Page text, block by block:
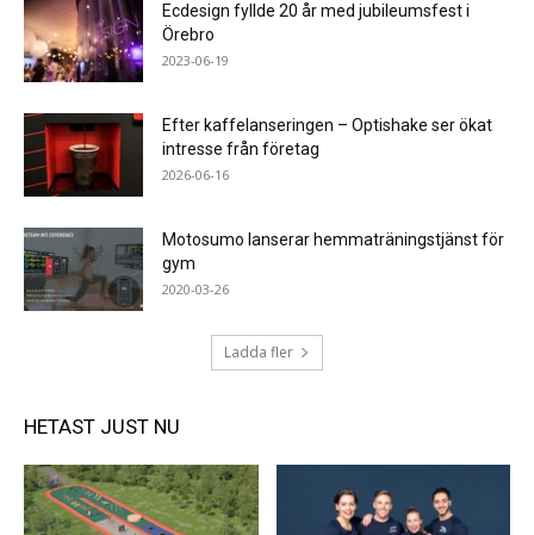
Ecdesign fyllde 20 år med jubileumsfest i
Örebro
2023-06-19
Efter kaffelanseringen – Optishake ser ökat
intresse från företag
2026-06-16
Motosumo lanserar hemmaträningstjänst för
gym
2020-03-26
Ladda fler
HETAST JUST NU